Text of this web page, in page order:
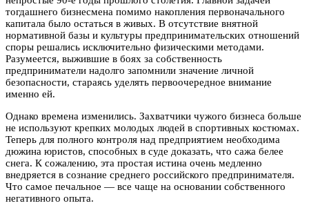
тогдашнего бизнесмена помимо накопления первоначального
капитала было остаться в живых. В отсутствие внятной
нормативной базы и культуры предпринимательских отношений
споры решались исключительно физическими методами.
Разумеется, выжившие в боях за собственность
предприниматели надолго запомнили значение личной
безопасности, стараясь уделять первоочередное внимание
именно ей.
Однако времена изменились. Захватчики чужого бизнеса больше
не используют крепких молодых людей в спортивных костюмах.
Теперь для полного контроля над предприятием необходима
дюжина юристов, способных в суде доказать, что сажа белее
снега. К сожалению, эта простая истина очень медленно
внедряется в сознание среднего российского предпринимателя.
Что самое печальное — все чаще на основании собственного
негативного опыта.